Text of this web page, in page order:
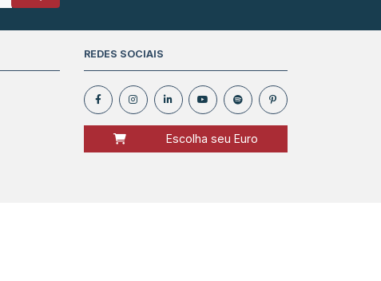
REDES SOCIAIS
Escolha seu Euro